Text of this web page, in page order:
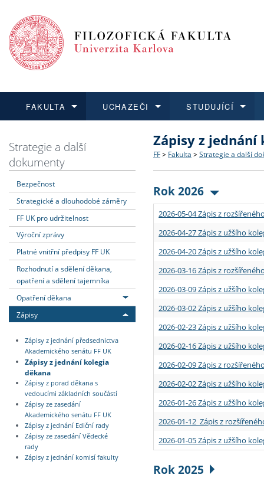
FAKULTA
Dozvědět se více
Struktura a historie
Strategie a další
Podpora a benefity pro
Absolventi fakulty
UCHAZEČI
Podat přihlášku
Co studovat a jak se
Učitelské studijní
Informace k průběhu
STUDUJÍCÍ
Dozvědět se více
Bakalářské a magisterské
Doktorské studium
Rigorózní řízení
Dozvědět se více
O vědě a výzkumu na FF
Akademické kvalifikace
Granty a projekty
Dozvědět se více
Aktuální nabídky a
Vyjíždějící studenti
Přijíždějící studenti
Vyjíždějící zaměstnanci
Strategie a další
dokumenty
Bezpečnost
Strategické a dlouhodobé záměry
FF UK pro udržitelnost
Výroční zprávy
Platné vnitřní předpisy FF UK
Rozhodnutí a sdělení děkana,
opatření a sdělení tajemníka
Opatření děkana
Zápisy
Zápisy z jednání předsednictva
Akademického senátu FF UK
Zápisy z jednání kolegia
děkana
Zápisy z porad děkana s
vedoucími základních součástí
Zápisy ze zasedání
Akademického senátu FF UK
Zápisy z jednání Ediční rady
Zápisy ze zasedání Vědecké
rady
Zápisy z jednání komisí fakulty
Zápisy z jednání
FF > Fakulta > Strategie a další
Rok 2026
2026-05-04 Zápis z
2026-04-27 Zápis z užšího
2026-04-20 Zápis z užšího
2026-03-16 Zápis z
2026-03-09 Zápis z užšího
2026-03-02 Zápis z užšího
2026-02-23 Zápis z užšího
2026-02-16 Zápis z užšího
2026-02-09 Zápis z
2026-02-02 Zápis z užšího
2026-01-26 Zápis z užšího
2026-01-12 Zápis z
2026-01-05 Zápis z užšího
Rok 2025